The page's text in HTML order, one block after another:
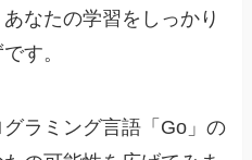
なたの学習をしっかり
す。
ラミング言語「Go」の